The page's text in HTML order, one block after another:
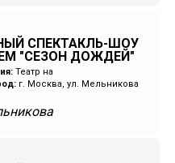
СПЕКТАКЛЬ-ШОУ
"СЕЗОН ДОЖДЕЙ"
Театр на
г. Москва, ул. Мельникова